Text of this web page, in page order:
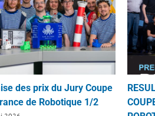
des prix du Jury Coupe
de Robotique 1/2